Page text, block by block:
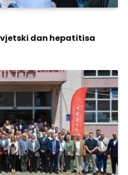
dan hepatitisa